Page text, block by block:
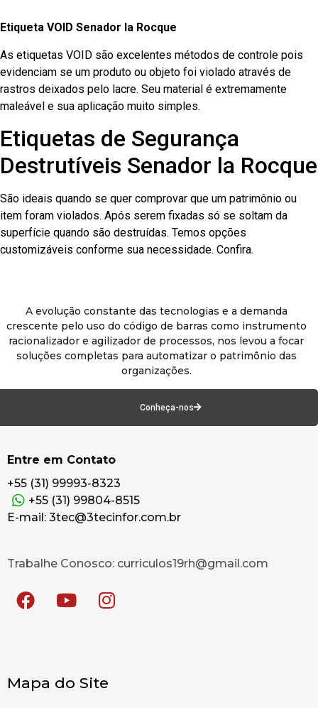
Etiqueta VOID Senador la Rocque
As etiquetas VOID são excelentes métodos de controle pois
evidenciam se um produto ou objeto foi violado através de
rastros deixados pelo lacre. Seu material é extremamente
maleável e sua aplicação muito simples.
Etiquetas de Segurança
Destrutíveis Senador la Rocque
São ideais quando se quer comprovar que um patrimônio ou
item foram violados. Após serem fixadas só se soltam da
superfície quando são destruídas. Temos opções
customizáveis conforme sua necessidade. Confira.
A evolução constante das tecnologias e a demanda
crescente pelo uso do código de barras como instrumento
racionalizador e agilizador de processos, nos levou a focar
soluções completas para automatizar o patrimônio das
organizações.
Conheça-nos
Entre em Contato
+55 (31) 99993-8323
+55 (31) 99804-8515
E-mail: 3tec@3tecinfor.com.br
Trabalhe Conosco: curriculos19rh@gmail.com
Mapa do Site